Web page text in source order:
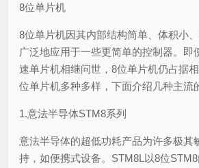
8位单片机
8位单片机因其内部结构简单、体积小
广泛地应用于一些更简单的控制器。即
速单片机相继问世，8位单片机仍占据
位单片机多种多样，下面介绍几种主流
1.意法半导体STM8系列
意法半导体的超低功耗产品为许多极其
持，如便携式设备。STM8L以8位